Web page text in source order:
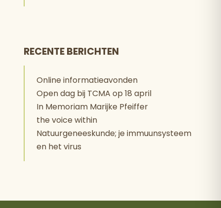
RECENTE BERICHTEN
Online informatieavonden
Open dag bij TCMA op 18 april
In Memoriam Marijke Pfeiffer
the voice within
Natuurgeneeskunde; je immuunsysteem
en het virus